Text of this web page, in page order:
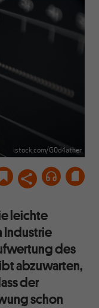
istock.com/G0d4ather
leichte
Industrie
des
abzuwarten,
der
schon